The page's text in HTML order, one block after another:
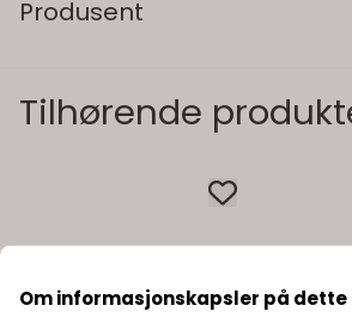
Produsent
Tilhørende
Om informasjonskapsler på